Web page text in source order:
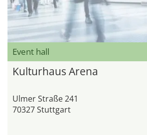
Event hall
Kulturhaus Arena
Ulmer Straße 241
70327 Stuttgart